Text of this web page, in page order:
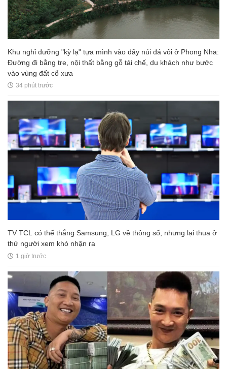
Khu nghỉ dưỡng "kỳ lạ" tựa mình vào dãy núi đá vôi ở Phong Nha:
Đường đi bằng tre, nội thất bằng gỗ tái chế, du khách như bước
vào vùng đất cổ xưa
34 phút trước
TV TCL có thể thắng Samsung, LG về thông số, nhưng lại thua ở
thứ người xem khó nhận ra
1 giờ trước